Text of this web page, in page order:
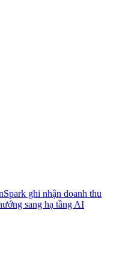
ghi nhận doanh thu
sang hạ tầng AI